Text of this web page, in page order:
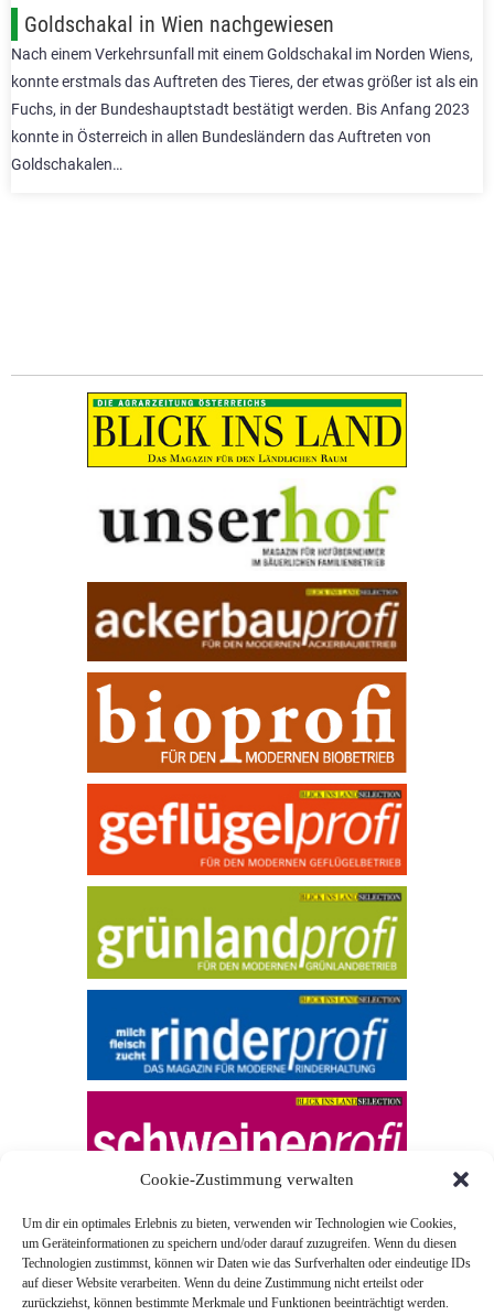
Cookie-Zustimmung verwalten
Um dir ein optimales Erlebnis zu bieten, verwenden wir Technologien wie Cookies,
um Geräteinformationen zu speichern und/oder darauf zuzugreifen. Wenn du diesen
Technologien zustimmst, können wir Daten wie das Surfverhalten oder eindeutige IDs
auf dieser Website verarbeiten. Wenn du deine Zustimmung nicht erteilst oder
zurückziehst, können bestimmte Merkmale und Funktionen beeinträchtigt werden.
Goldschakal in Wien nachgewiesen
Nach einem Verkehrsunfall mit einem Goldschakal im Norden Wiens,
konnte erstmals das Auftreten des Tieres, der etwas größer ist als ein
Fuchs, in der Bundeshauptstadt bestätigt werden. Bis Anfang 2023
konnte in Österreich in allen Bundesländern das Auftreten von
Goldschakalen…